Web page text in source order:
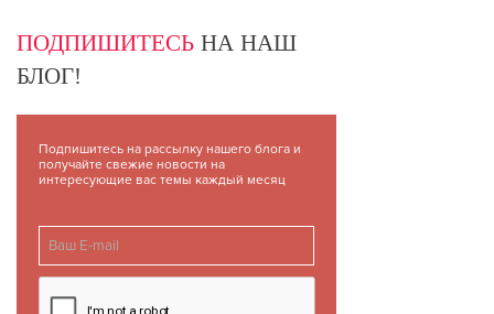
ПОДПИШИТЕСЬ НА НАШ
БЛОГ!
Подпишитесь на рассылку нашего блога и
получайте свежие новости на
интересующие вас темы каждый месяц